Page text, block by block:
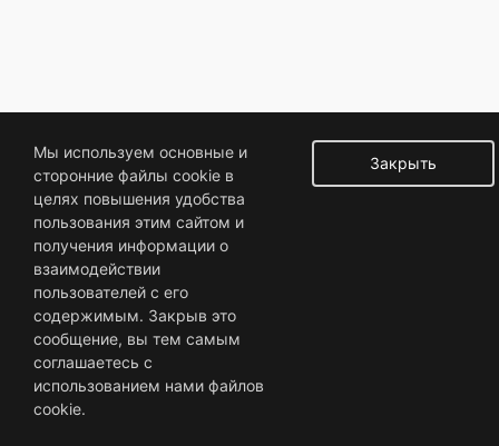
Закрыть
Мы используем основные и
сторонние файлы cookie в
целях повышения удобства
пользования этим сайтом и
получения информации о
взаимодействии
пользователей с его
содержимым. Закрыв это
сообщение, вы тем самым
соглашаетесь с
использованием нами файлов
cookie.